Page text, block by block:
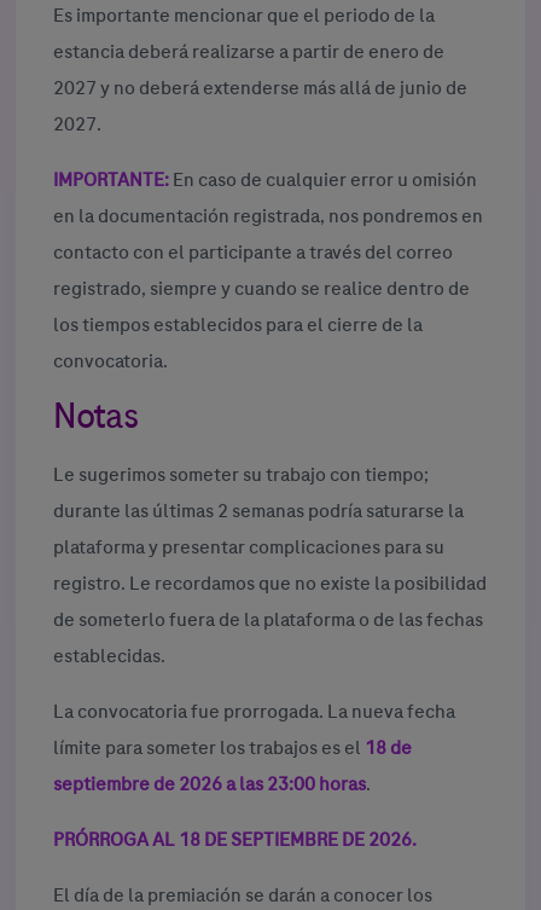
Es importante mencionar que el periodo de la
estancia deberá realizarse a partir de enero de
2027 y no deberá extenderse más allá de junio de
2027.
IMPORTANTE:En caso de cualquier error u omisión
en la documentación registrada, nos pondremos en
contacto con el participante a través del correo
registrado, siempre y cuando se realice dentro de
los tiempos establecidos para el cierre de la
convocatoria.
Notas
Le sugerimos someter su trabajo con tiempo;
durante las últimas 2 semanas podría saturarse la
plataforma y presentar complicaciones para su
registro. Le recordamos que no existe la posibilidad
de someterlo fuera de la plataforma o de las fechas
establecidas.
La convocatoria fue prorrogada. La nueva fecha
límite para someter los trabajos es el 18 de
septiembre de 2026 a las 23:00 horas.
PRÓRROGA AL 18 DE SEPTIEMBRE DE 2026.
El día de la premiación se darán a conocer los